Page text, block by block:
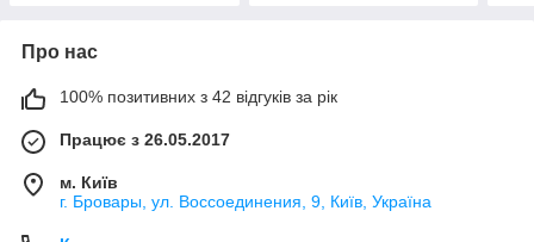
Про нас
100% позитивних з 42 відгуків за рік
Працює з 26.05.2017
м. Київ
г. Бровары, ул. Воссоединения, 9, Київ, Україна